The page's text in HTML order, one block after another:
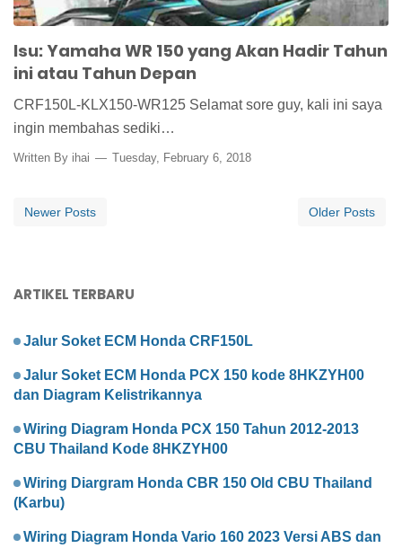
Isu: Yamaha WR 150 yang Akan Hadir Tahun
ini atau Tahun Depan
CRF150L-KLX150-WR125 Selamat sore guy, kali ini saya
ingin membahas sediki…
Written By ihai Tuesday, February 6, 2018
Newer Posts Older Posts
ARTIKEL TERBARU
Jalur Soket ECM Honda CRF150L
Jalur Soket ECM Honda PCX 150 kode 8HKZYH00
dan Diagram Kelistrikannya
Wiring Diagram Honda PCX 150 Tahun 2012-2013
CBU Thailand Kode 8HKZYH00
Wiring Diargram Honda CBR 150 Old CBU Thailand
(Karbu)
Wiring Diagram Honda Vario 160 2023 Versi ABS dan